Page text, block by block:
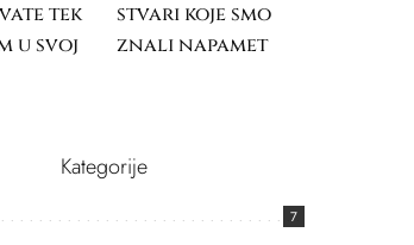
tek
u svoj
stvari koje smo
znali napamet
Kategorije
7